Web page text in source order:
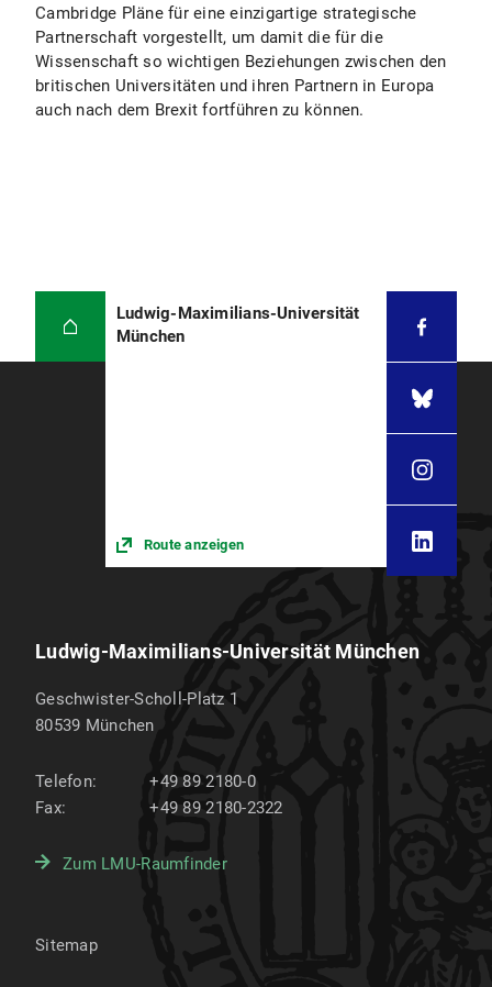
Cambridge Pläne für eine einzigartige strategische
Partnerschaft vorgestellt, um damit die für die
Wissenschaft so wichtigen Beziehungen zwischen den
britischen Universitäten und ihren Partnern in Europa
auch nach dem Brexit fortführen zu können.
Ludwig-Maximilians-Universität
München
Route anzeigen
Ludwig-Maximilians-Universität München
Geschwister-Scholl-Platz 1
80539 München
Telefon:
+49 89 2180-0
Fax:
+49 89 2180-2322
Zum LMU-Raumfinder
Sitemap